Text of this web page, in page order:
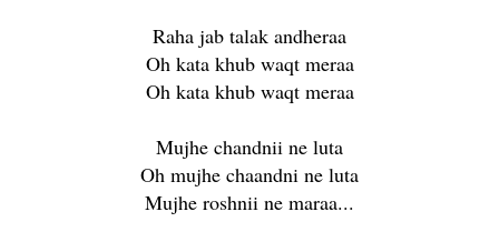
Raha jab talak andheraa
Oh kata khub waqt meraa
Oh kata khub waqt meraa
Mujhe chandnii ne luta
Oh mujhe chaandni ne luta
Mujhe roshnii ne maraa...